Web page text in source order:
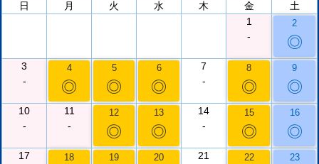
日
月 火 水 木 金
土
1
-
2
◎
3
-
4
◎
5
◎
6
◎
7
-
8
◎
9
◎
10
-
11
-
12
◎
13
◎
14
-
15
◎
16
◎
17
18 19 20
21
22 23